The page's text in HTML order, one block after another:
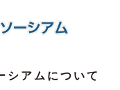
シアムについて